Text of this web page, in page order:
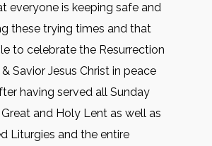
everyone is keeping safe and
these trying times and that
to celebrate the Resurrection
Savior Jesus Christ in peace
having served all Sunday
and Holy Lent as well as
Liturgies and the entire